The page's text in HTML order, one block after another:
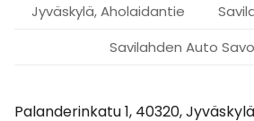
Jyväskylä, Aholaidantie
Savilahden Auto
Palanderinkatu 1, 40320, Jyväskylä